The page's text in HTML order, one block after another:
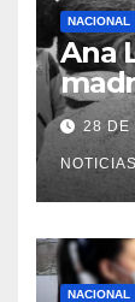
NACIONAL
Ana
los28 DE
NOTICIAS
NACIONAL